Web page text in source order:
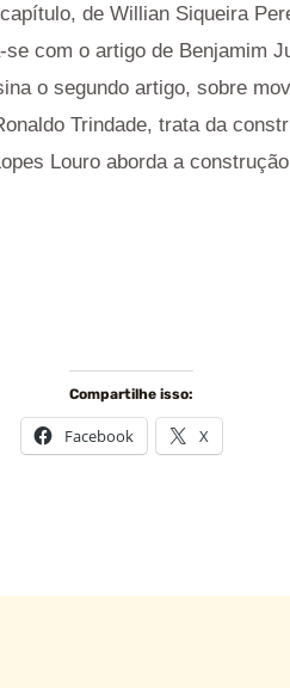
de Willian Siqueira
com o artigo de Benjamim
o segundo artigo, sobre
Trindade, trata da
Louro aborda a
Compartilhe isso:
Facebook X